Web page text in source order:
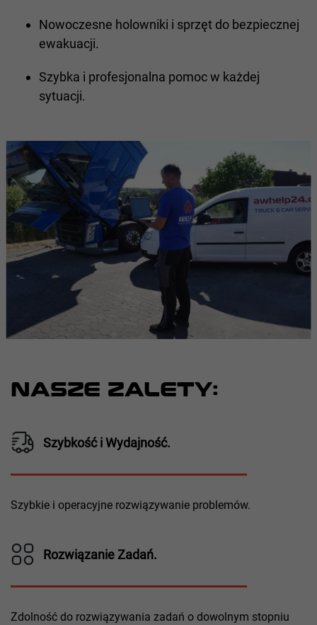
Nowoczesne holowniki i sprzęt do bezpiecznej
ewakuacji.
Szybka i profesjonalna pomoc w każdej
sytuacji.
NASZE ZALETY:
Szybkość i Wydajność.
Szybkie i operacyjne rozwiązywanie problemów.
Rozwiązanie Zadań.
Zdolność do rozwiązywania zadań o dowolnym stopniu